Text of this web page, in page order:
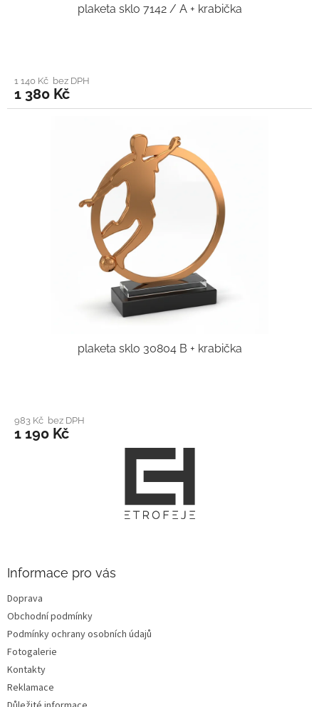
plaketa sklo 7142 / A + krabička
1 140 Kč bez DPH
1 380 Kč
plaketa sklo 30804 B + krabička
983 Kč bez DPH
1 190 Kč
Informace pro vás
Doprava
Obchodní podmínky
Podmínky ochrany osobních údajů
Fotogalerie
Kontakty
Reklamace